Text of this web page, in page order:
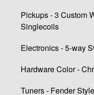
Pickups - 3 Custom
Singlecoils
Electronics - 5-way
Hardware Color -
Tuners - Fender